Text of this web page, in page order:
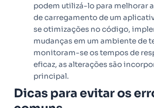
podem utilizá-lo para melhorar
de carregamento de um
se otimizações no código,
mudanças em um ambiente de
monitoram-se os tempos de
eficaz, as alterações são
principal.
Dicas para evitar os